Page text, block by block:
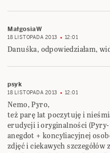
MałgosiaW
18 LISTOPADA 2013 12:01
Danuśka, odpowiedziałam,
psyk
18 LISTOPADA 2013 12:01
Nemo, Pyro,
też parę lat poczytuję i
erudycji i oryginalności
anegdot + koncyliacyjnej
zdjęć i ciekawych